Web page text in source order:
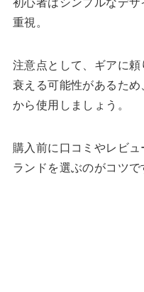
重視。
注意点として、ギアに
衰える可能性があるた
から使用しましょう。
購入前に口コミやレビ
ランドを選ぶのがコツで